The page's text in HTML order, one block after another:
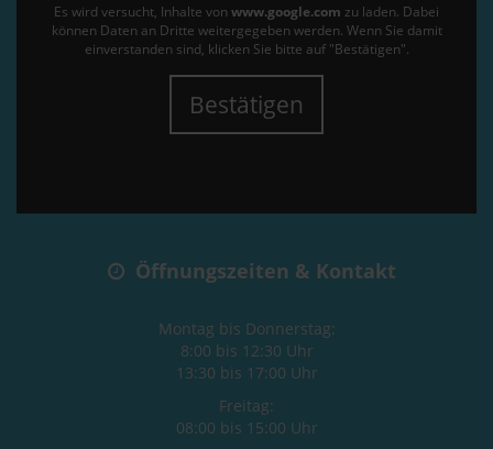
Es wird versucht, Inhalte von www.google.com zu laden. Dabei
können Daten an Dritte weitergegeben werden. Wenn Sie damit
einverstanden sind, klicken Sie bitte auf "Bestätigen".
Bestätigen
Öffnungszeiten & Kontakt
Montag bis Donnerstag:
8:00 bis 12:30 Uhr
13:30 bis 17:00 Uhr
Freitag:
08:00 bis 15:00 Uhr